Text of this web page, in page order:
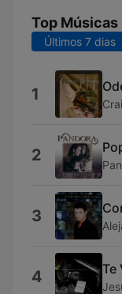
Top Músicas
Últimos 7 dias
1
2
3
4 Te